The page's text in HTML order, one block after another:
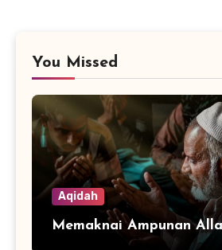
You Missed
Aqidah
Memaknai Ampunan